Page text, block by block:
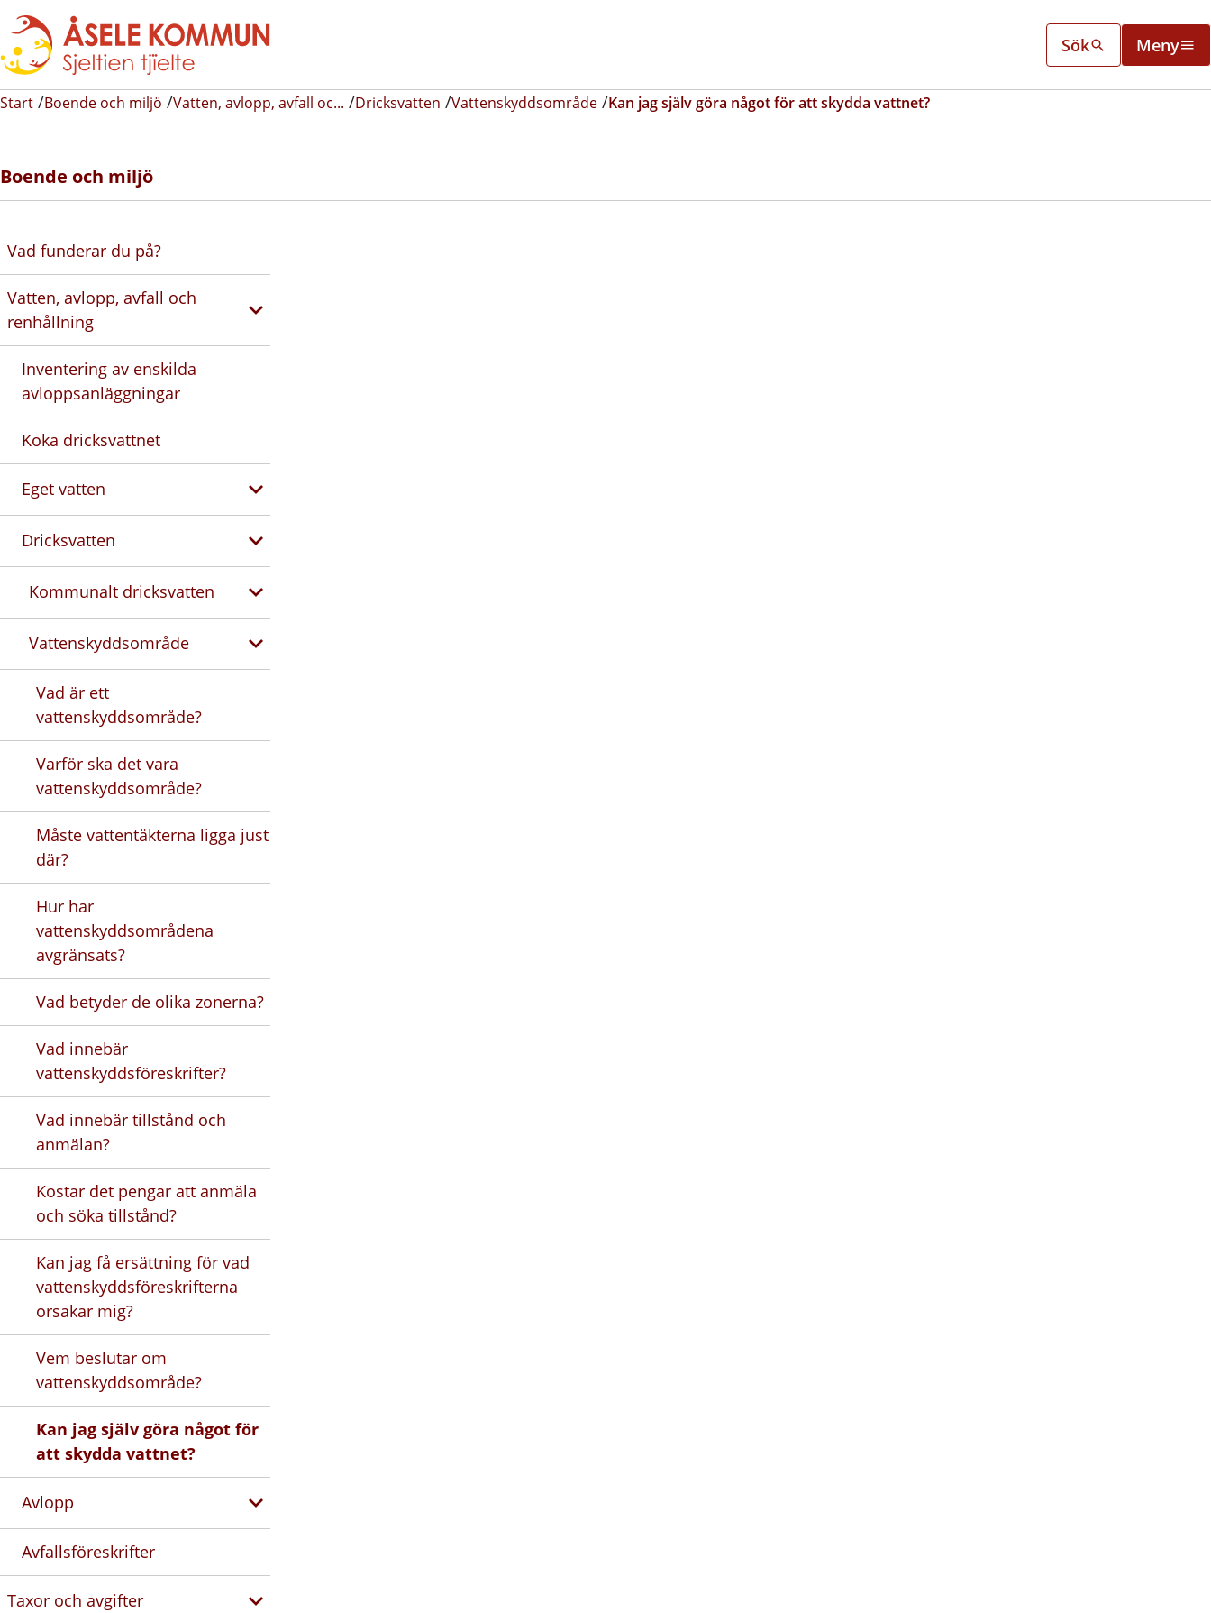
Sök Meny
Start Boende och miljö Vatten, avlopp, avfall oc... Dricksvatten Vattenskyddsområde Kan jag själv göra något för att skydda vattnet?
Boende och miljö
Vad funderar du på?
Vatten, avlopp, avfall och
renhållning
Inventering av enskilda
avloppsanläggningar
Koka dricksvattnet
Eget vatten
Dricksvatten
Kommunalt dricksvatten
Vattenskyddsområde
Vad är ett
vattenskyddsområde?
Varför ska det vara
vattenskyddsområde?
Måste vattentäkterna ligga just
där?
Hur har
vattenskyddsområdena
avgränsats?
Vad betyder de olika zonerna?
Vad innebär
vattenskyddsföreskrifter?
Vad innebär tillstånd och
anmälan?
Kostar det pengar att anmäla
och söka tillstånd?
Kan jag få ersättning för vad
vattenskyddsföreskrifterna
orsakar mig?
Vem beslutar om
vattenskyddsområde?
Kan jag själv göra något för
att skydda vattnet?
Avlopp
Avfallsföreskrifter
Taxor och avgifter